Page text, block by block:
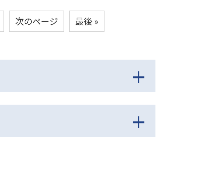
次のページ 最後 »